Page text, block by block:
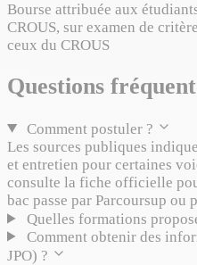
Bourse attribuée aux
CROUS, sur examen de
ceux du CROUS
Questions
Comment postuler ?
Les sources publiques
et entretien pour certaines
consulte la fiche officielle
bac passe par Parcoursup ou
Quelles formations
Comment obtenir des
JPO) ?